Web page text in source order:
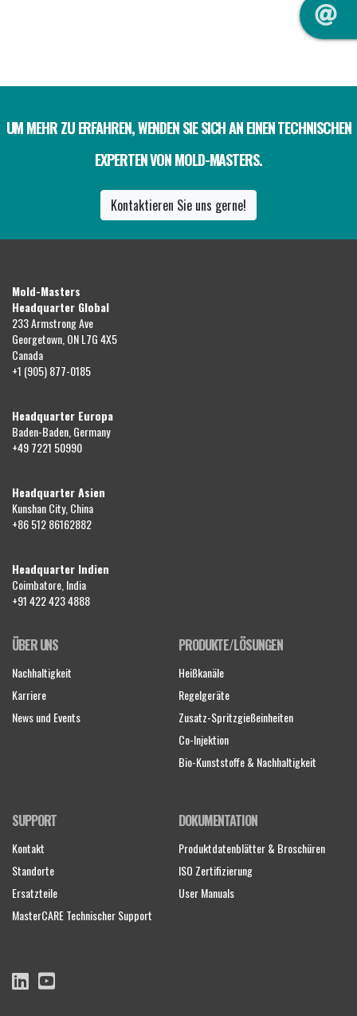
UM MEHR ZU ERFAHREN, WENDEN SIE SICH AN EINEN TECHNISCHEN
EXPERTEN VON MOLD-MASTERS.
Kontaktieren Sie uns gerne!
Mold-Masters
Headquarter Global
233 Armstrong Ave
Georgetown, ON L7G 4X5
Canada
+1 (905) 877-0185
Headquarter Europa
Baden-Baden, Germany
+49 7221 50990
Headquarter Asien
Kunshan City, China
+86 512 86162882
Headquarter Indien
Coimbatore, India
+91 422 423 4888
ÜBER UNS
Nachhaltigkeit
Karriere
News und Events
SUPPORT
Kontakt
Standorte
Ersatzteile
MasterCARE Technischer Support
PRODUKTE/LÖSUNGEN
Heißkanäle
Regelgeräte
Zusatz-Spritzgießeinheiten
Co-Injektion
Bio-Kunststoffe & Nachhaltigkeit
DOKUMENTATION
Produktdatenblätter & Broschüren
ISO Zertifizierung
User Manuals